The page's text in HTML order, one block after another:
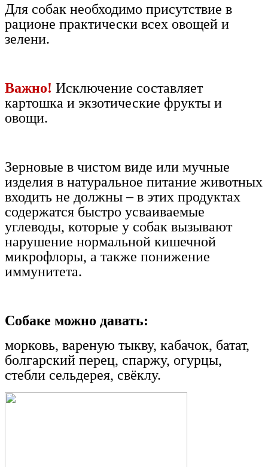
Для собак необходимо присутствие в
рационе практически всех овощей и
зелени.
Важно! Исключение составляет
картошка и экзотические фрукты и
овощи.
Зерновые в чистом виде или мучные
изделия в натуральное питание животных
входить не должны – в этих продуктах
содержатся быстро усваиваемые
углеводы, которые у собак вызывают
нарушение нормальной кишечной
микрофлоры, а также понижение
иммунитета.
Собаке можно давать:
морковь, вареную тыкву, кабачок, батат,
болгарский перец, спаржу, огурцы,
стебли сельдерея, свёклу.